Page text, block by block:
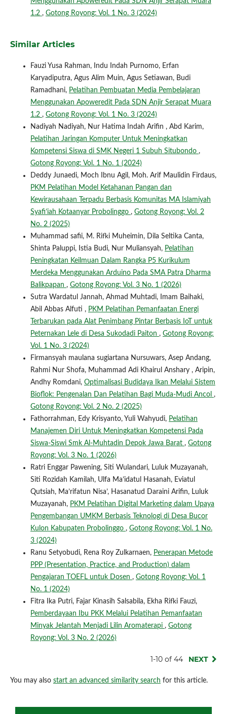
1.2 , Gotong Royong: Vol. 1 No. 3 (2024)
Similar Articles
Fauzi Yusa Rahman, Indu Indah Purnomo, Erfan
Karyadiputra, Agus Alim Muin, Agus Setiawan, Budi
Ramadhani, Pelatihan Pembuatan Media Pembelajaran
Menggunakan Apoweredit Pada SDN Anjir Serapat Muara
1.2 , Gotong Royong: Vol. 1 No. 3 (2024)
Nadiyah Nadiyah, Nur Hatima Indah Arifin , Abd Karim,
Pelatihan Jaringan Komputer Untuk Meningkatkan
Kompetensi Siswa di SMK Negeri 1 Subuh Situbondo ,
Gotong Royong: Vol. 1 No. 1 (2024)
Deddy Junaedi, Moch Ibnu Agil, Moh. Arif Maulidin Firdaus,
PKM Pelatihan Model Ketahanan Pangan dan
Kewirausahaan Terpadu Berbasis Komunitas MA Islamiyah
Syafi’iah Kotaanyar Probolinggo , Gotong Royong: Vol. 2
No. 2 (2025)
Muhammad safii, M. Rifki Muheimin, Dila Seltika Canta,
Shinta Paluppi, Istia Budi, Nur Muliansyah, Pelatihan
Peningkatan Keilmuan Dalam Rangka P5 Kurikulum
Merdeka Menggunakan Arduino Pada SMA Patra Dharma
Balikpapan , Gotong Royong: Vol. 3 No. 1 (2026)
Sutra Wardatul Jannah, Ahmad Muhtadi, Imam Baihaki,
Abil Abbas Alfuti , PKM Pelatihan Pemanfaatan Energi
Terbarukan pada Alat Penimbang Pintar Berbasis IoT untuk
Peternakan Lele di Desa Sukodadi Paiton , Gotong Royong:
Vol. 1 No. 3 (2024)
Firmansyah maulana sugiartana Nursuwars, Asep Andang,
Rahmi Nur Shofa, Muhammad Adi Khairul Anshary , Aripin,
Andhy Romdani, Optimalisasi Budidaya Ikan Melalui Sistem
Bioflok: Pengenalan Dan Pelatihan Bagi Muda-Mudi Ancol ,
Gotong Royong: Vol. 2 No. 2 (2025)
Fathorrahman, Edy Krisyanto, Yuli Wahyudi, Pelatihan
Manajemen Diri Untuk Meningkatkan Kompetensi Pada
Siswa-Siswi Smk Al-Muhtadin Depok Jawa Barat , Gotong
Royong: Vol. 3 No. 1 (2026)
Ratri Enggar Pawening, Siti Wulandari, Luluk Muzayanah,
Siti Rozidah Kamilah, Ulfa Ma’idatul Hasanah, Eviatul
Qutsiah, Ma’rifatun Nisa’, Hasanatud Daraini Arifin, Luluk
Muzayanah, PKM Pelatihan Digital Marketing dalam Upaya
Pengembangan UMKM Berbasis Teknologi di Desa Bucor
Kulon Kabupaten Probolinggo , Gotong Royong: Vol. 1 No.
3 (2024)
Ranu Setyobudi, Rena Roy Zulkarnaen, Penerapan Metode
PPP (Presentation, Practice, and Production) dalam
Pengajaran TOEFL untuk Dosen , Gotong Royong: Vol. 1
No. 1 (2024)
Fitra Ika Putri, Fajar Kinasih Salsabila, Ekha Rifki Fauzi,
Pemberdayaan Ibu PKK Melalui Pelatihan Pemanfaatan
Minyak Jelantah Menjadi Lilin Aromaterapi , Gotong
Royong: Vol. 3 No. 2 (2026)
1-10 of 44 NEXT
You may also start an advanced similarity search for this article.